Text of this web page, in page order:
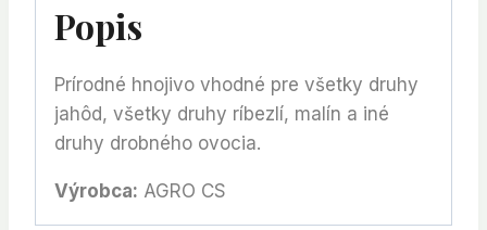
Popis
Prírodné hnojivo vhodné pre všetky druhy
jahôd, všetky druhy ríbezlí, malín a iné
druhy drobného ovocia.
Výrobca: AGRO CS